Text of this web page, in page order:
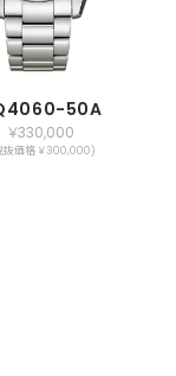
50A
￥330,000
抜価格 ￥300,000)